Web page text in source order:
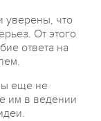
уверены, что
От этого
ответа на
еще не
им в ведении